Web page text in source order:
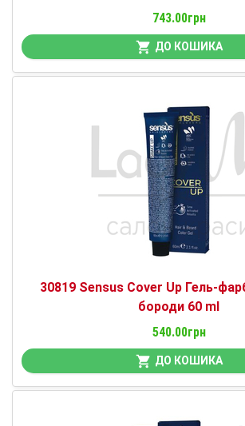
743.00грн
ДО КОШИКА
30819 Sensus Cover Up Гель-
бороди 60 ml
540.00грн
ДО КОШИКА